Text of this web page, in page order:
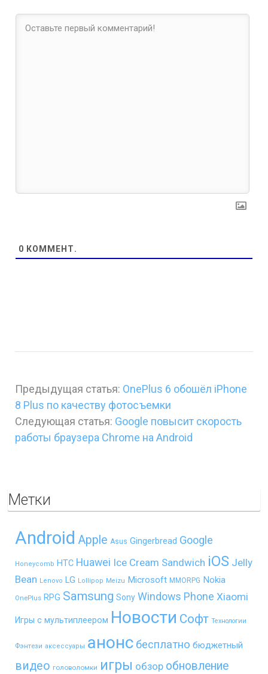
0 КОММЕНТ.
Предыдущая статья: OnePlus 6 обошёл iPhone
8 Plus по качеству фотосъемки
Следующая статья: Google повысит скорость
работы браузера Chrome на Android
Метки
Android Apple Asus Gingerbread Google
Honeycomb HTC Huawei Ice Cream Sandwich iOS Jelly
Bean Lenovo LG Lollipop Meizu Microsoft MMORPG Nokia
OnePlus RPG Samsung Sony Windows Phone Xiaomi
Игры с мультиплеером Новости Софт Технологии
Фэнтези аксессуары анонс бесплатно бюджетный
видео головоломки игры обзор обновление